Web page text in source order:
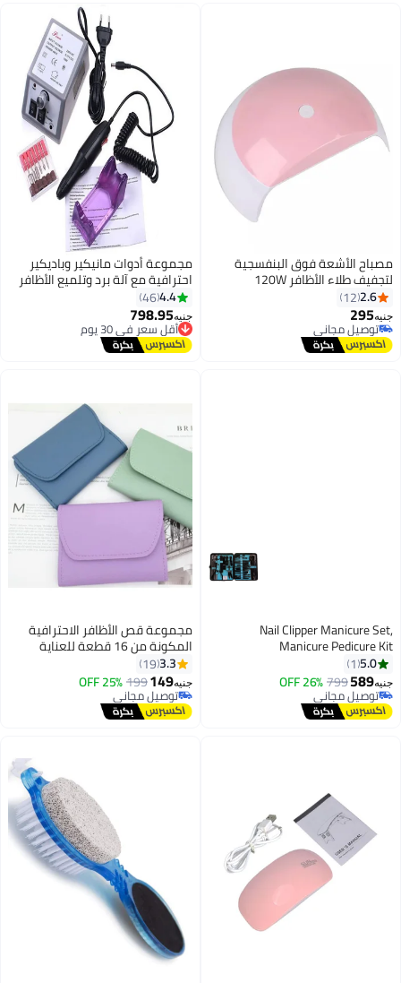
مصباح الأشعة فوق البنفسجية
لتجفيف طلاء الأظافر 120W
2.6
12
جنيه295
توصيل مجاني
توصيل مجاني
مجموعة أدوات مانيكير وباديكير
احترافية مع آلة برد وتلميع الأظافر
الكهربائية من آرت صالون
4.4
46
جنيه798.95
أقل سعر في 30 يوم
توصيل مجاني
أقل سعر في 30 يوم
Nail Clipper Manicure Set,
Manicure Pedicure Kit
Professional, Travel Manicure Set
for Women Men, Manicure &
Pedicure Tools & Accessories, Nail
Care Tool with Travel Bag, Set 36 in
1
5.0
1
جنيه589
799
26% OFF
توصيل مجاني
توصيل مجاني
مجموعة قص الأظافر الاحترافية
المكونة من 16 قطعة للعناية
بالأظافر والمانيكير والباديكير
متعددة الألوان
3.3
19
جنيه149
199
25% OFF
توصيل مجاني
توصيل مجاني